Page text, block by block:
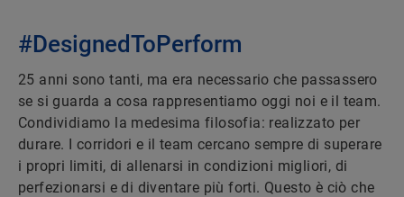
#DesignedToPerform
25 anni sono tanti, ma era necessario che passassero
se si guarda a cosa rappresentiamo oggi noi e il team.
Condividiamo la medesima filosofia: realizzato per
durare. I corridori e il team cercano sempre di superare
i propri limiti, di allenarsi in condizioni migliori, di
perfezionarsi e di diventare più forti. Questo è ciò che